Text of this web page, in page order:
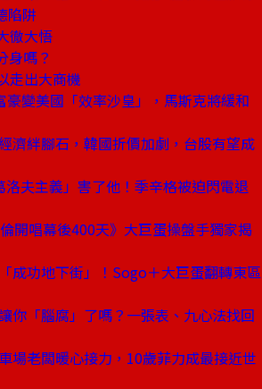
陷阱
徹大悟
身嗎？
走出大商機
豪變美國「效率沙皇」，馬斯克將緩和
濟絆腳石，韓國折價加劇，台股有望成
洛夫主義」害了他！季辛格被迫閃電退
開唱幕後400天》大巨蛋操盤手獨家揭
成功地下街」！Sogo＋大巨蛋翻轉東區
你「腦腐」了嗎？一張表、九心法找回
場老闆暖心接力，10歲菲力成最接近世